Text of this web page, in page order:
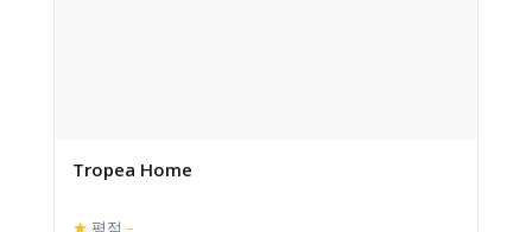
Tropea Home
★ 평점 –